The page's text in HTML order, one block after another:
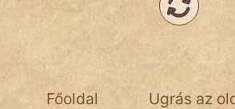
Ugrás az
Főoldal